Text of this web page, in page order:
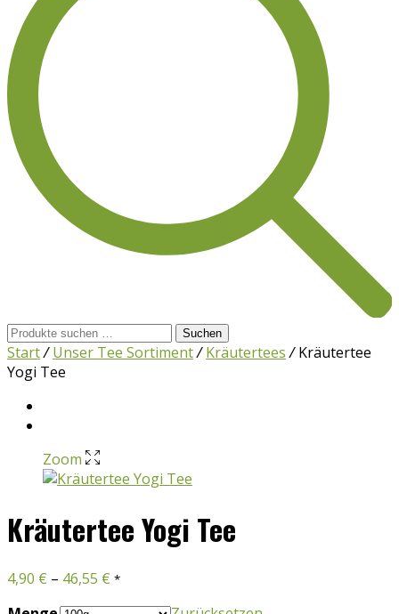
Suchen
nach:
Suchen
Start/ Unser Tee Sortiment/ Kräutertees /Kräutertee
Yogi Tee
Zoom
Kräutertee Yogi Tee
4,90 € – 46,55 € *